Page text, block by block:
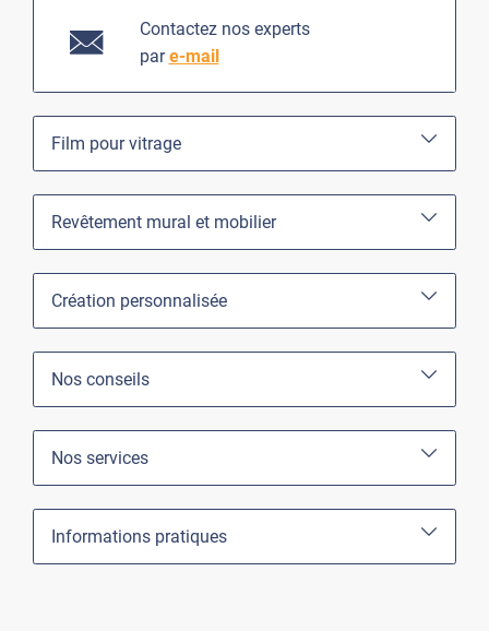
Contactez nos experts
pare-mail
Film pour vitrage
Revêtement mural et mobilier
Création personnalisée
Nos conseils
Nos services
Informations pratiques